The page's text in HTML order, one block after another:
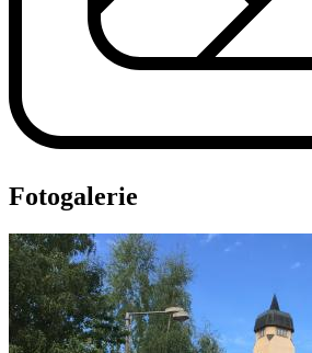
Fotogalerie